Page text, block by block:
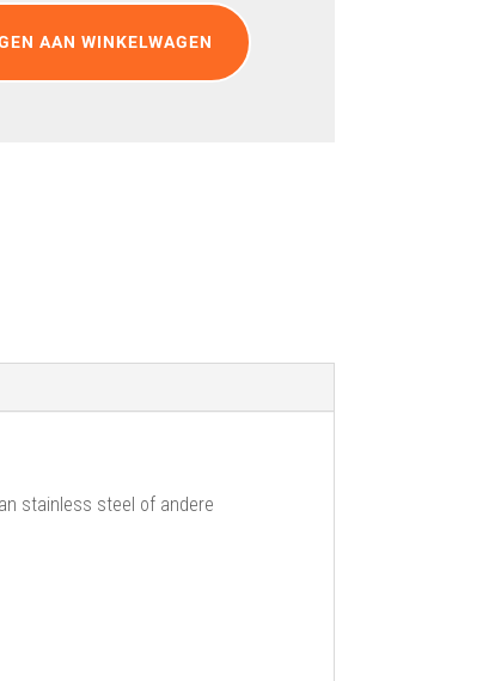
AAN WINKELWAGEN
stainless steel of andere